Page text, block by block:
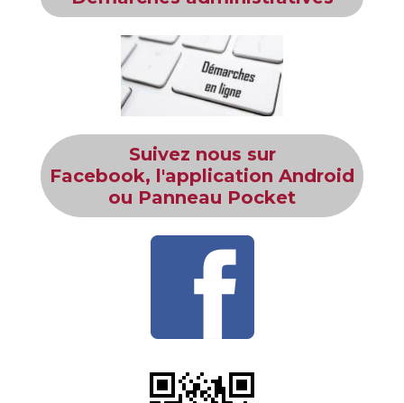
Suivez nous sur
Facebook, l'application Android
ou Panneau Pocket